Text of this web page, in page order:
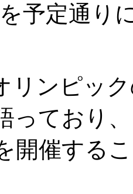
予定通り
リンピッ
っており
開催する